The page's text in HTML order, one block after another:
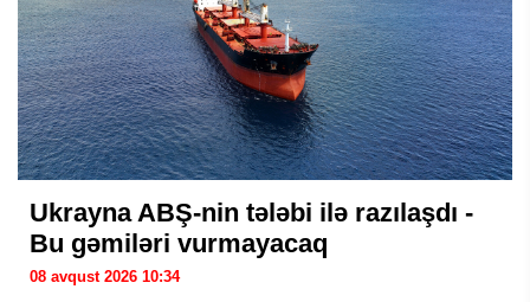
Ukrayna ABŞ-nin tələbi ilə razılaşdı -
Bu gəmiləri vurmayacaq
08 avqust 2026 10:34